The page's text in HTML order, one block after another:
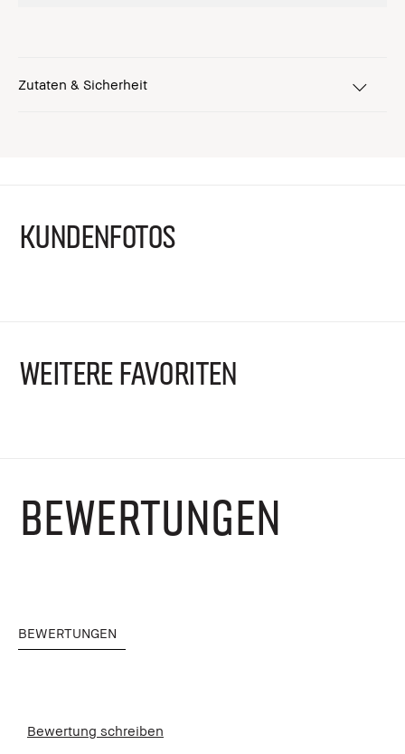
Zutaten & Sicherheit
KUNDENFOTOS
WEITERE FAVORITEN
BEWERTUNGEN
BEWERTUNGEN
Bewertung schreiben